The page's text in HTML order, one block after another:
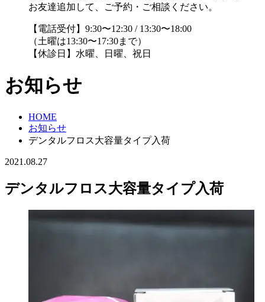
お友達追加して、ご予約・ご相談ください。
【電話受付】9:30〜12:30 / 13:30〜18:00
（土曜は13:30〜17:30まで）
【休診日】水曜、日曜、祝日
お知らせ
HOME
お知らせ
デンタルフロス大容量タイプ入荷
2021.08.27
デンタルフロス大容量タイプ入荷